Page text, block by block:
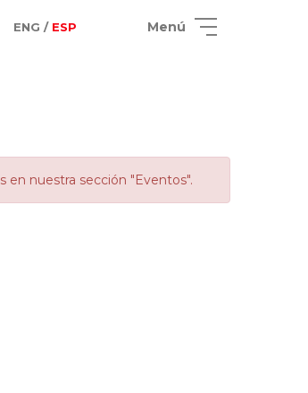
ENG / ESP Menú
en nuestra sección "Eventos".